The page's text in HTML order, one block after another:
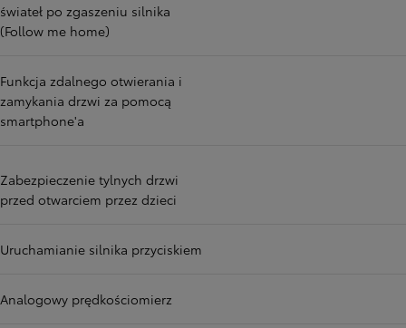
świateł po zgaszeniu silnika
(Follow me home)
Funkcja zdalnego otwierania i
zamykania drzwi za pomocą
smartphone'a
Zabezpieczenie tylnych drzwi
przed otwarciem przez dzieci
Uruchamianie silnika przyciskiem
Analogowy prędkościomierz